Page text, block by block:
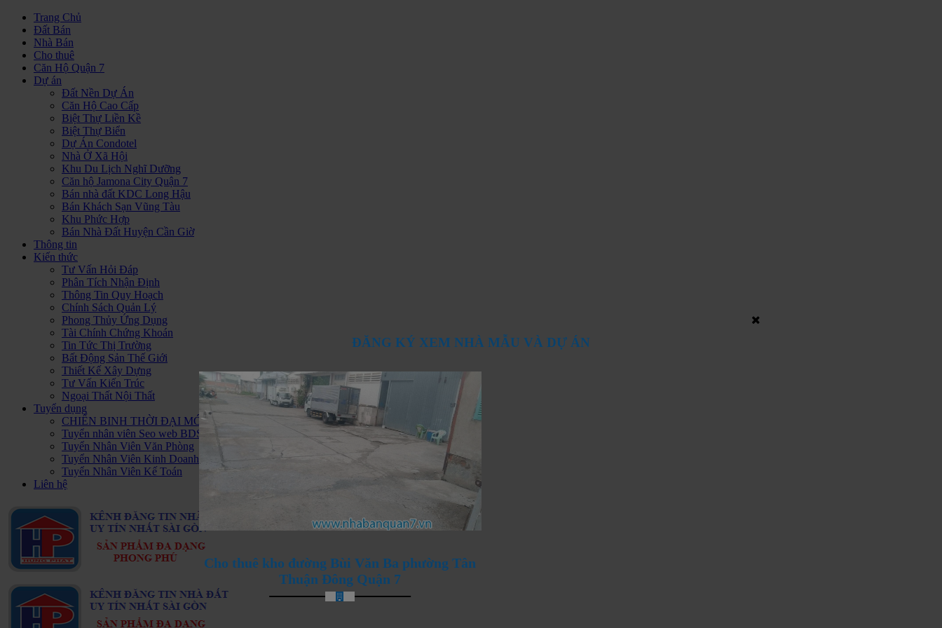
Trang Chủ
Đất Bán
Nhà Bán
Cho thuê
Căn Hộ Quận 7
Dự án
Đất Nền Dự Án
Căn Hộ Cao Cấp
Biệt Thự Liền Kề
Biệt Thự Biển
Dự Án Condotel
Nhà Ở Xã Hội
Khu Du Lịch Nghĩ Dưỡng
Căn hộ Jamona City Quận 7
Bán nhà đất KDC Long Hậu
Bán Khách Sạn Vũng Tàu
Khu Phức Hợp
Bán Nhà Đất Huyện Cần Giờ
Thông tin
Kiến thức
Tư Vấn Hỏi Đáp
Phân Tích Nhận Định
Thông Tin Quy Hoạch
Chính Sách Quản Lý
Phong Thủy Ứng Dụng
Tài Chính Chứng Khoán
Tin Tức Thị Trường
Bất Động Sản Thế Giới
Thiết Kế Xây Dựng
Tư Vấn Kiến Trúc
Ngoại Thất Nội Thất
Tuyển dụng
CHIẾN BINH THỜI ĐẠI MỚI - HAPPY PLUS ĐANG ĐÓN CHÀO NHỮNG
Tuyển nhân viên Seo web BDS
Tuyển Nhân Viên Văn Phòng
Tuyển Nhân Viên Kinh Doanh BDS
Tuyển Nhân Viên Kế Toán
Liên hệ
ĐĂNG KÝ XEM NHÀ MẪU VÀ DỰ ÁN
Cho thuê kho đường Bùi Văn Ba phường Tân
Thuận Đông Quận 7